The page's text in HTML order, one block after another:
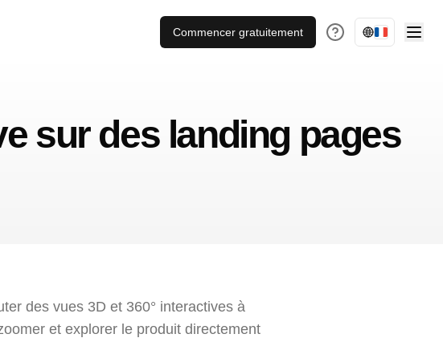
Commencer gratuitement
sur des landing pages
des vues 3D et 360° interactives à
et explorer le produit directement